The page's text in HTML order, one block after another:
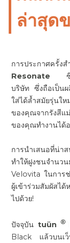
ล่าสุด
การประกาศครั้ง
Resonate ซึ่ง
บริษัท ซึ่งถือเป็น
ใส่ได้ล้ำสมัยรุ่นใ
ของคุณจากรังสีแ
ของคุณทำงานได้อ
การนำเสนอที่น่า
ทำให้ฝูงชนจำนว
Velovita ในการ
ผู้เข้าร่วมสัมผัสได้
ไปด้วย!
ปัจจุบัน tuün ®
Black แล้วบนเว็